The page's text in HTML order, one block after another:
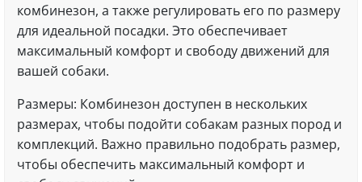
комбинезон, а также регулировать его по размеру
для идеальной посадки. Это обеспечивает
максимальный комфорт и свободу движений для
вашей собаки.
Размеры: Комбинезон доступен в нескольких
размерах, чтобы подойти собакам разных пород и
комплекций. Важно правильно подобрать размер,
чтобы обеспечить максимальный комфорт и